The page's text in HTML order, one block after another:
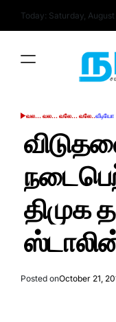
Today: Saturday,
POSTED
வல... வல... வலே... வலே..வீடியோ
திமுக
Posted onOctober 21,